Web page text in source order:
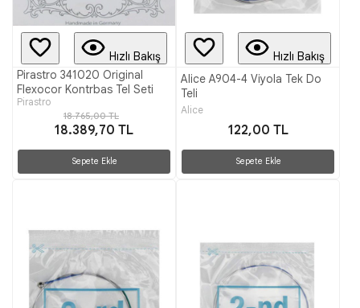
Hızlı Bakış
Pirastro 341020 Original
Flexocor Kontrbas Tel Seti
Pirastro
18.765,00 TL
18.389,70 TL
Sepete Ekle
Hızlı Bakış
Alice A904-4 Viyola Tek Do
Teli
Alice
122,00 TL
Sepete Ekle